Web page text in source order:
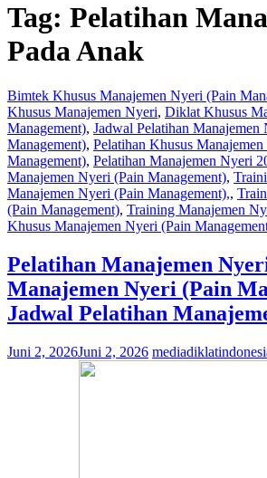
Tag: Pelatihan
Pada Anak
Bimtek Khusus Manajemen Nyeri (Pain
Khusus Manajemen Nyeri, Diklat Khusus
Management), Jadwal Pelatihan Manajemen
Management), Pelatihan Khusus
Management), Pelatihan Manajemen Nyeri
Manajemen Nyeri (Pain Management),
Manajemen Nyeri (Pain Management),,
(Pain Management), Training Manajemen
Khusus Manajemen Nyeri (Pain
Pelatihan Manajemen
Manajemen Nyeri (Pain
Jadwal Pelatihan
Juni 2, 2026Juni 2, 2026